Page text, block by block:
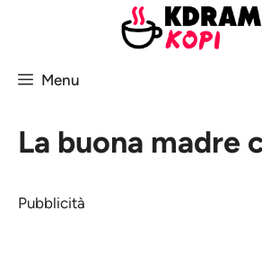
Menu
La buona madre
Pubblicità